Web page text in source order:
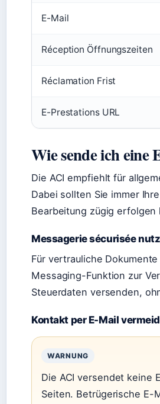
E-Mail
Réception Öffnungszeiten
Réclamation Frist
E-Prestations URL
Wie sende ich eine
Die ACI empfiehlt für
Dabei sollten Sie immer
Bearbeitung zügig erfolgen
Messagerie sécurisée
Für vertrauliche
Messaging-Funktion zur
Steuerdaten versenden,
Kontakt per E-Mail
WARNUNG
Die ACI versendet keine
Seiten. Betrügerische E-